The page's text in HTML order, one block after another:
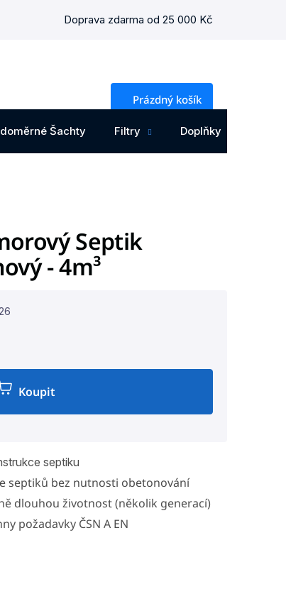
Doprava zdarma od 25 000 Kč
NÁKUPNÍ
Prázdný košík
Šachty Filtry Doplňky
Septik
- 4m³
Koupit
septiku
septiků bez nutnosti obetonování
dlouhou životnost (několik generací)
požadavky ČSN A EN